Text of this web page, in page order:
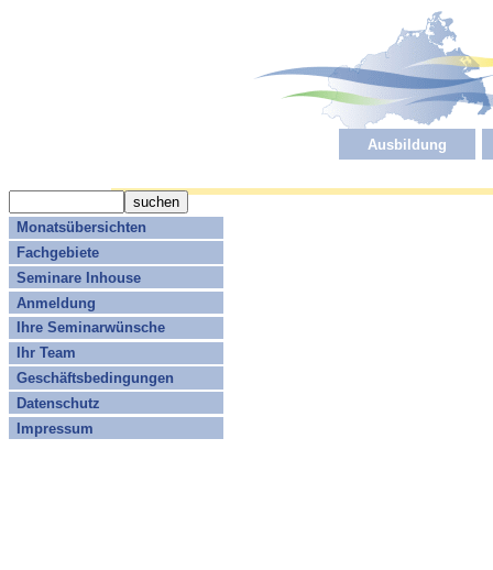
Ausbildung
Monatsübersichten
Fachgebiete
Seminare Inhouse
Anmeldung
Ihre Seminarwünsche
Ihr Team
Geschäftsbedingungen
Datenschutz
Impressum